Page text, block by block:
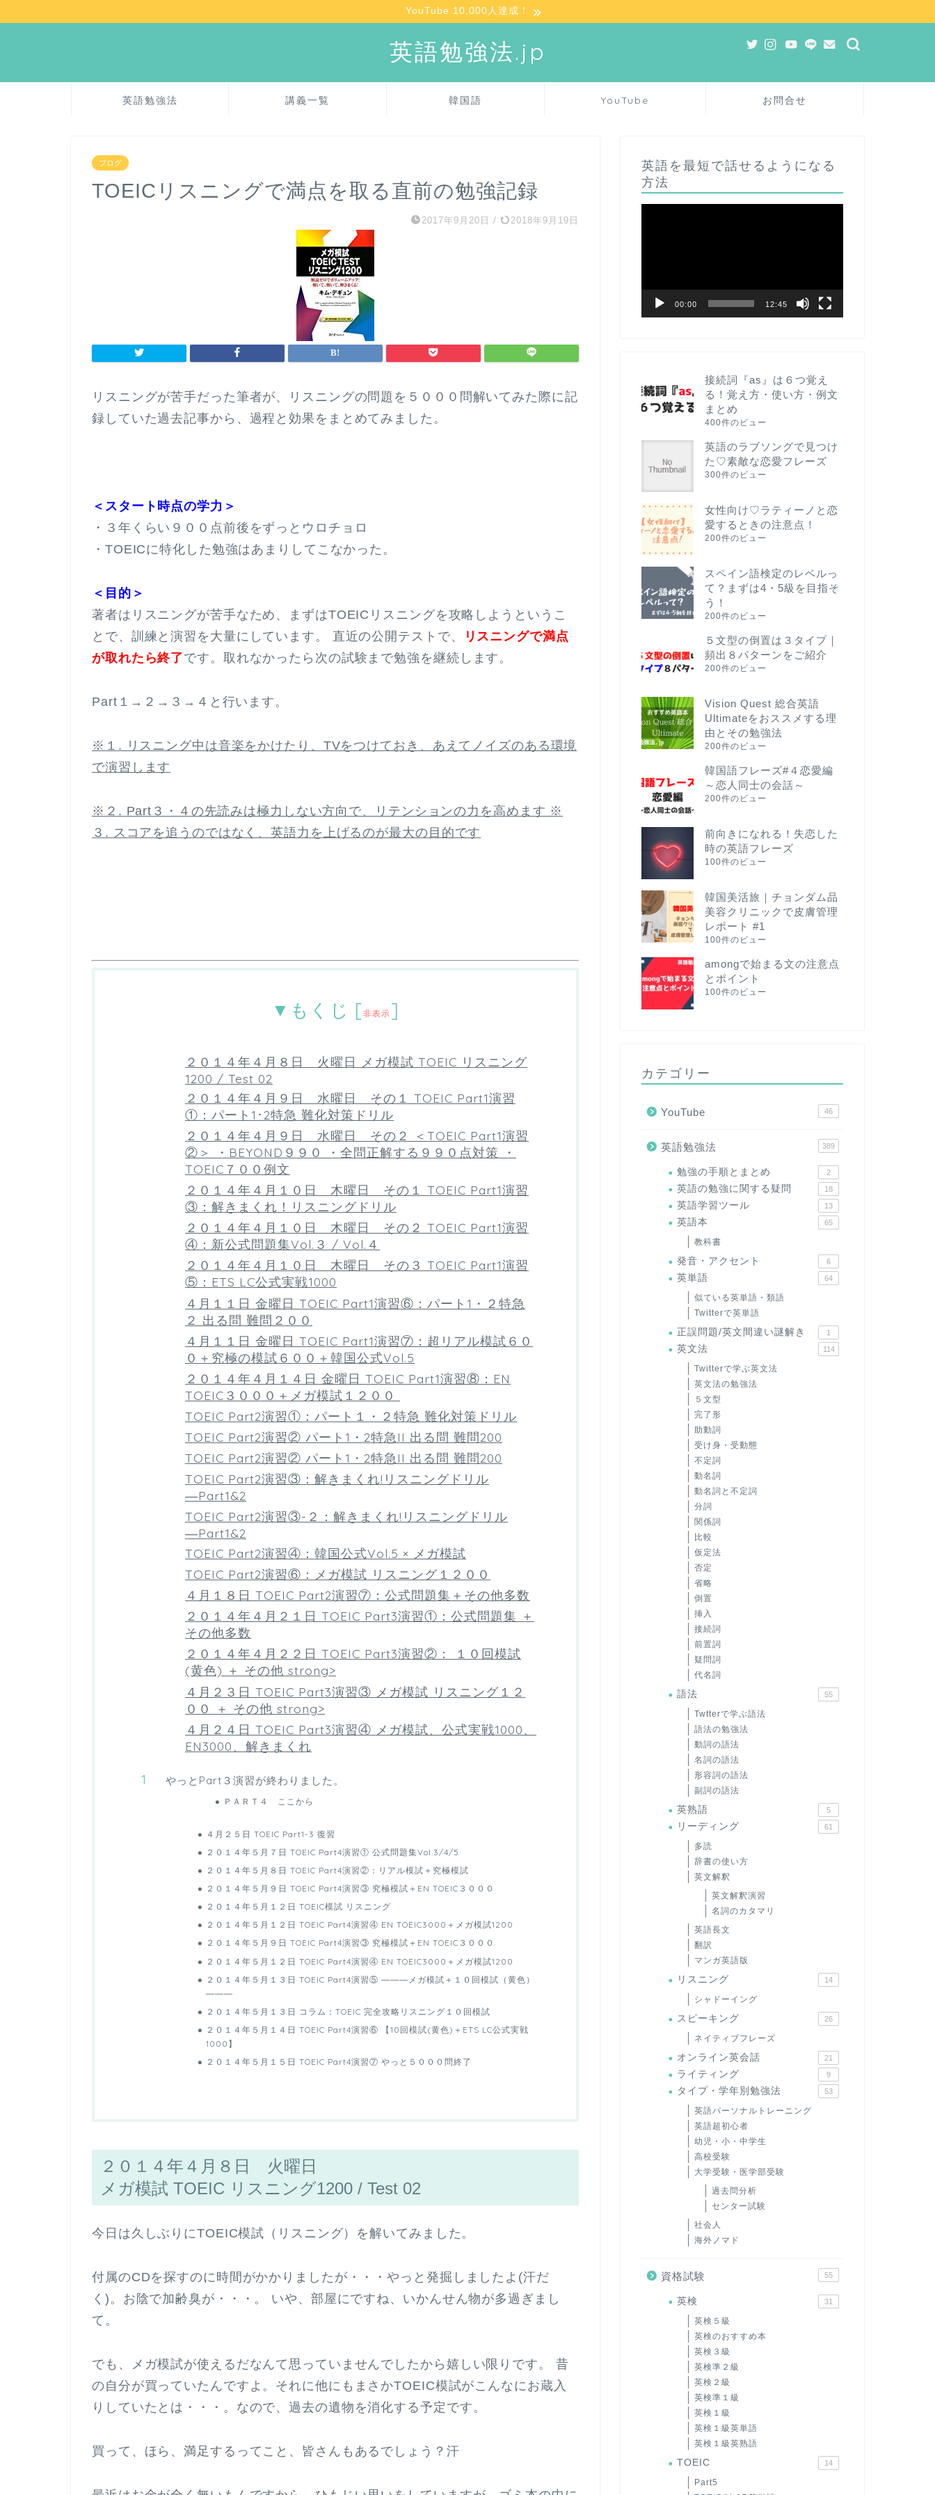
YouTube 10,000人達成！
英語勉強法.jp
英語勉強法 講義一覧 韓国語 YouTube お問合せ
ブログ
TOEICリスニングで満点を取る直前の勉強記録
2017年9月20日 / 2018年9月19日
リスニングが苦手だった筆者が、リスニングの問題を５０００問解いてみた際に記
録していた過去記事から、過程と効果をまとめてみました。
＜スタート時点の学力＞
・３年くらい９００点前後をずっとウロチョロ
・TOEICに特化した勉強はあまりしてこなかった。
＜目的＞
著者はリスニングが苦手なため、まずはTOEICリスニングを攻略しようというこ
とで、訓練と演習を大量にしています。 直近の公開テストで、
リスニングで満点
が取れたら終了 です。取れなかったら次の試験まで勉強を継続します。
Part１→２→３→４と行います。
※１. リスニング中は音楽をかけたり、TVをつけておき、あえてノイズのある環境
で演習します
※２. Part３・４の先読みは極力しない方向で、リテンションの力を高めます ※
３. スコアを追うのではなく、英語力を上げるのが最大の目的です
▼もくじ [非表示 ]
２０１４年４月８日 火曜日 メガ模試 TOEIC リスニング
1200 / Test 02
２０１４年４月９日 水曜日 その１ TOEIC Part1演習
①：パート1･2特急 難化対策ドリル
２０１４年４月９日 水曜日 その２ ＜TOEIC Part1演習
②＞ ・BEYOND９９０ ・全問正解する９９０点対策 ・
TOEIC７００例文
２０１４年４月１０日 木曜日 その１ TOEIC Part1演習
③：解きまくれ！リスニングドリル
２０１４年４月１０日 木曜日 その２ TOEIC Part1演習
④：新公式問題集Vol.３ / Vol.４
２０１４年４月１０日 木曜日 その３ TOEIC Part1演習
⑤：ETS LC公式実戦1000
４月１１日 金曜日 TOEIC Part1演習⑥：パート1・２特急
２ 出る問 難問２００
４月１１日 金曜日 TOEIC Part1演習⑦：超リアル模試６０
０＋究極の模試６００＋韓国公式Vol.5
２０１４年４月１４日 金曜日 TOEIC Part1演習⑧：EN
TOEIC３０００＋メガ模試１２００
TOEIC Part2演習①：パート１・２特急 難化対策ドリル
TOEIC Part2演習② パート1・2特急II 出る問 難問200
TOEIC Part2演習② パート1・2特急II 出る問 難問200
TOEIC Part2演習③：解きまくれ!リスニングドリル
―Part1&2
TOEIC Part2演習③-２：解きまくれ!リスニングドリル
―Part1&2
TOEIC Part2演習④：韓国公式Vol.5 × メガ模試
TOEIC Part2演習⑥：メガ模試 リスニング１２００
４月１８日 TOEIC Part2演習⑦：公式問題集＋その他多数
２０１４年４月２１日 TOEIC Part3演習①：公式問題集 ＋
その他多数
２０１４年４月２２日 TOEIC Part3演習②： １０回模試
(黄色) ＋ その他 strong>
４月２３日 TOEIC Part3演習③ メガ模試 リスニング１２
００ ＋ その他 strong>
４月２４日 TOEIC Part3演習④ メガ模試、公式実戦1000、
EN3000、解きまくれ
やっとPart３演習が終わりました。
ＰＡＲＴ４ ここから
４月２５日 TOEIC Part1-3 復習
２０１４年５月７日 TOEIC Part4演習① 公式問題集Vol.3/4/5
２０１４年５月８日 TOEIC Part4演習②：リアル模試＋究極模試
２０１４年５月９日 TOEIC Part4演習③ 究極模試＋EN TOEIC３０００
２０１４年５月１２日 TOEIC模試 リスニング
２０１４年５月１２日 TOEIC Part4演習④ EN TOEIC3000＋メガ模試1200
２０１４年５月９日 TOEIC Part4演習③ 究極模試＋EN TOEIC３０００
２０１４年５月１２日 TOEIC Part4演習④ EN TOEIC3000＋メガ模試1200
２０１４年５月１３日 TOEIC Part4演習⑤ ―――メガ模試＋１０回模試（黄色）
―――
２０１４年５月１３日 コラム：TOEIC 完全攻略リスニング１０回模試
２０１４年５月１４日 TOEIC Part4演習⑥ 【10回模試(黄色)＋ETS LC公式実戦
1000】
２０１４年５月１５日 TOEIC Part4演習⑦ やっと５０００問終了
２０１４年４月８日 火曜日
メガ模試 TOEIC リスニング1200 / Test 02
今日は久しぶりにTOEIC模試（リスニング）を解いてみました。
付属のCDを探すのに時間がかかりましたが・・・やっと発掘しましたよ(汗だ
く)。お陰で加齢臭が・・・。 いや、部屋にですね、いかんせん物が多過ぎまし
て。
でも、メガ模試が使えるだなんて思っていませんでしたから嬉しい限りです。 昔
の自分が買っていたんですよ。それに他にもまさかTOEIC模試がこんなにお蔵入
りしていたとは・・・。なので、過去の遺物を消化する予定です。
買って、ほら、満足するってこと、皆さんもあるでしょう？汗
英語を最短で話せるようになる
方法
00:00 12:45
接続詞『as』は６つ覚え
る！覚え方・使い方・例文
まとめ
400件のビュー
英語のラブソングで見つけ
た♡素敵な恋愛フレーズ
300件のビュー
女性向け♡ラティーノと恋
愛するときの注意点！
200件のビュー
スペイン語検定のレベルっ
て？まずは4・5級を目指そ
う！
200件のビュー
５文型の倒置は３タイプ｜
頻出８パターンをご紹介
200件のビュー
Vision Quest 総合英語
Ultimateをおススメする理
由とその勉強法
200件のビュー
韓国語フレーズ#４恋愛編
～恋人同士の会話～
200件のビュー
前向きになれる！失恋した
時の英語フレーズ
100件のビュー
韓国美活旅｜チョンダム品
美容クリニックで皮膚管理
レポート #1
100件のビュー
amongで始まる文の注意点
とポイント
100件のビュー
カテゴリー
YouTube 46
英語勉強法 389
勉強の手順とまとめ 2
英語の勉強に関する疑問 18
英語学習ツール 13
英語本 65
教科書
発音・アクセント 6
英単語 64
似ている英単語・類語
Twitterで英単語
正誤問題/英文間違い謎解き 1
英文法 114
Twitterで学ぶ英文法
英文法の勉強法
５文型
完了形
助動詞
受け身・受動態
不定詞
動名詞
動名詞と不定詞
分詞
関係詞
比較
仮定法
否定
省略
倒置
挿入
接続詞
前置詞
疑問詞
代名詞
語法 55
Twtterで学ぶ語法
語法の勉強法
動詞の語法
名詞の語法
形容詞の語法
副詞の語法
英熟語 5
リーディング 61
多読
辞書の使い方
英文解釈
英文解釈演習
名詞のカタマリ
英語長文
翻訳
マンガ英語版
リスニング 14
シャドーイング
スピーキング 26
ネイティブフレーズ
オンライン英会話 21
ライティング 9
タイプ・学年別勉強法 53
英語パーソナルトレーニング
英語超初心者
幼児・小・中学生
高校受験
大学受験・医学部受験
過去問分析
センター試験
社会人
海外ノマド
資格試験 55
英検 31
英検５級
英検のおすすめ本
英検３級
英検準２級
英検２級
英検準１級
英検１級
英検１級英単語
英検１級英熟語
TOEIC 14
Part5